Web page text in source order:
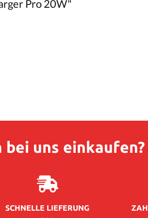
Pro 20W"
bei uns einkaufen?
SCHNELLE LIEFERUNG